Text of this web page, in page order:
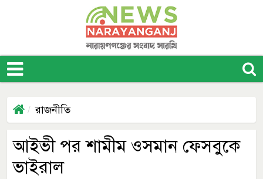
রাজনীতি
আইভী পর শামীম ওসমান ফেসবুকে
ভাইরাল